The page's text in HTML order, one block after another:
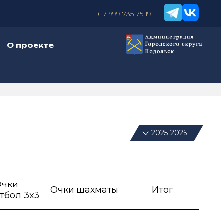
+ 7 999 735 75 19
О проекте
2025-2026
3x3
Очки шахматы Итог